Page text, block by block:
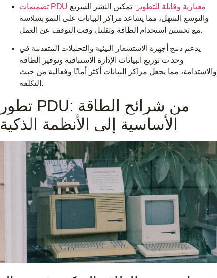
تصميمات PDU معيارية وقابلة للتطوير
تمكين النشر السريع
والتوسع السهل، مما يساعد مراكز البيانات على النمو بسلاسة
مع تحسين استخدام الطاقة وتقليل وقت التوقف عن العمل.
يدعم دمج أجهزة الاستشعار البيئية والتحليلات المتقدمة في
وحدات توزيع البيانات الإدارة الاستباقية وتوفير الطاقة
والاستدامة، مما يجعل مراكز البيانات أكثر أمانًا وفعالية من حيث
التكلفة.
تطور PDU: من شرائح الطاقة